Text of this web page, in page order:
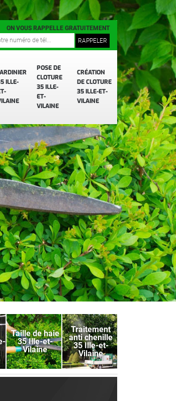
ILLE-
POSE DE
CLOTURE
35 ILLE-
ET-
VILAINE
CRÉATION
DE CLOTURE
35 ILLE-ET-
VILAINE
ON VOUS RAPPELLE GRATUITEMENT
Taille de haie
35 Ille-et-
Vilaine
Traitement
anti chenille
35 Ille-et-
Vilaine